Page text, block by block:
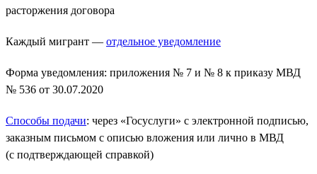
расторжения договора
Каждый мигрант — отдельное уведомление
Форма уведомления: приложения № 7 и № 8 к приказу МВД
№ 536 от 30.07.2020
Способы подачи: через «Госуслуги» с электронной подписью,
заказным письмом с описью вложения или лично в МВД
(с подтверждающей справкой)